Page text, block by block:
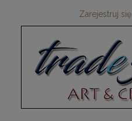
Zarejestruj się